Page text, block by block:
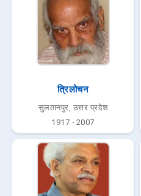
त्रिलोचन
सुलतानपुर, उत्तर प्रदेश
1917 - 2007